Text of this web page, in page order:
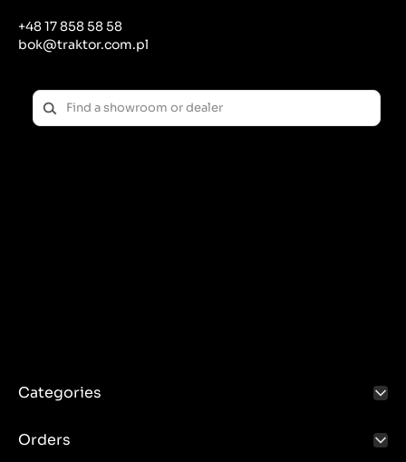
+48 17 858 58 58
bok@traktor.com.pl
Categories
Orders